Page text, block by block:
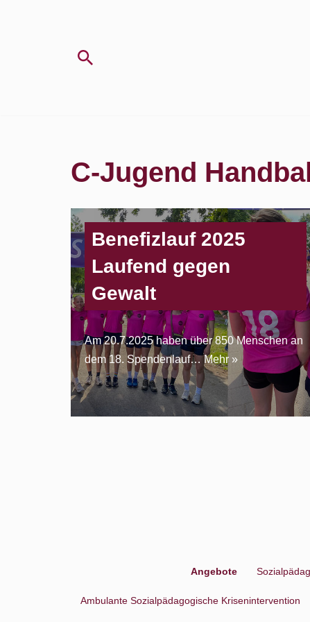
C-Jugend
Benefizlauf 2025
Laufend gegen
Gewalt
Am 20.7.2025 haben über 850 Menschen an
dem 18. Spendenlauf…Mehr »
Angebote
Ambulante Sozialpädagogische Krisenintervention